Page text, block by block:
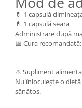
💊 1 capsulă
💊 1 capsulă seara
Administrare după
📅 Cura
⚠ Supliment
Nu înlocuiește o
sănătos.